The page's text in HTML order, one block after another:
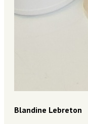
Blandine Lebreton